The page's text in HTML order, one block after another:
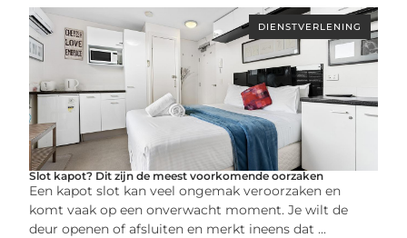
DIENSTVERLENING
Slot kapot? Dit zijn de meest voorkomende oorzaken
Een kapot slot kan veel ongemak veroorzaken en
komt vaak op een onverwacht moment. Je wilt de
deur openen of afsluiten en merkt ineens dat ...